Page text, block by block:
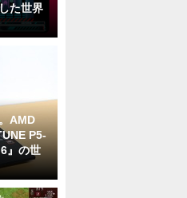
た世界
AMD
P5-
』の世